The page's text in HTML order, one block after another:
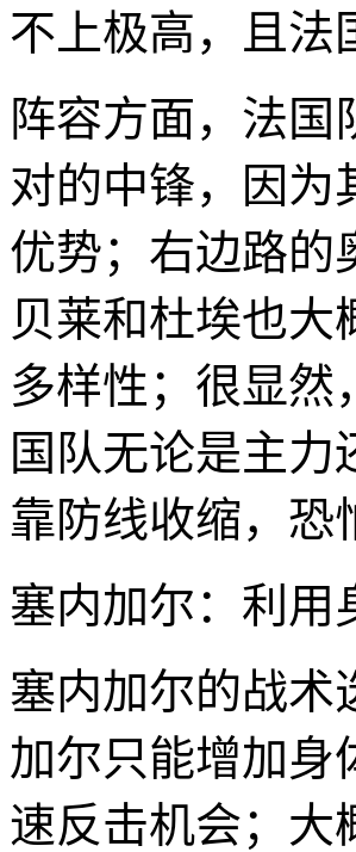
不上极高，且法
阵容方面，法国
对的中锋，因为
优势；右边路的
贝莱和杜埃也
多样性；很显然
国队无论是主
靠防线收缩，恐
塞内加尔：利用
塞内加尔的战术
加尔只能增加身
速反击机会；大